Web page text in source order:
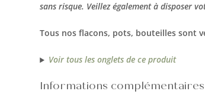
sans risque. Veillez également à disposer
Tous nos flacons, pots, bouteilles sont
Voir tous les onglets de ce produit
Informations complémentaires